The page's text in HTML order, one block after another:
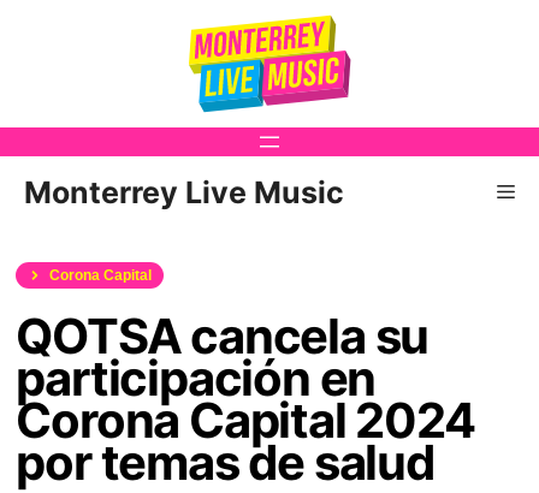
Monterrey Live Music
Corona Capital
QOTSA cancela su
participación en
Corona Capital 2024
por temas de salud